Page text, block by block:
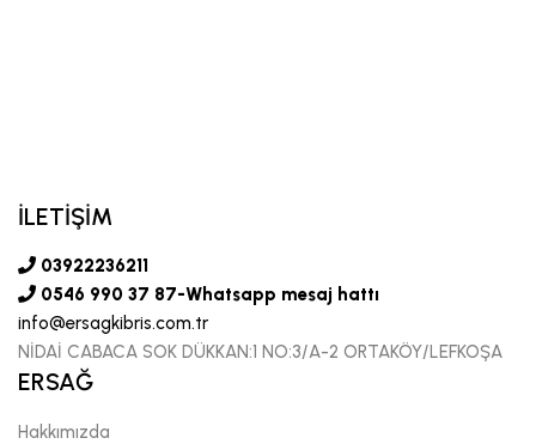
İLETİŞİM
03922236211
0546 990 37 87-Whatsapp mesaj hattı
info@ersagkibris.com.tr
NİDAİ CABACA SOK DÜKKAN:1 NO:3/A-2 ORTAKÖY/LEFKOŞA
ERSAĞ
Hakkımızda